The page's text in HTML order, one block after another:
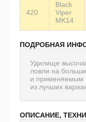
420
Black
Viper
MK14
ПОДРОБНАЯ
Удилище
ловли на
и применяемым
из лучших
ОПИСАНИЕ,